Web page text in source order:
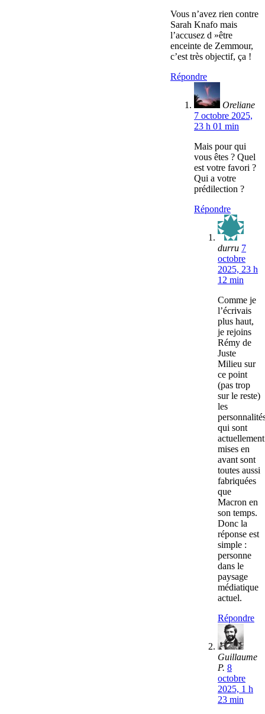
Vous n’avez rien contre
Sarah Knafo mais
l’accusez d »être
enceinte de Zemmour,
c’est très objectif, ça !
Répondre
Oreliane
7 octobre 2025,
23 h 01 min
Mais pour qui
vous êtes ? Quel
est votre favori ?
Qui a votre
prédilection ?
Répondre
durru 7
octobre
2025, 23 h
12 min
Comme je
l’écrivais
plus haut,
je rejoins
Rémy de
Juste
Milieu sur
ce point
(pas trop
sur le reste)
les
qui sont
actuellement
mises en
avant sont
toutes aussi
fabriquées
que
Macron en
son temps.
Donc la
réponse est
simple :
personne
dans le
paysage
médiatique
actuel.
Répondre
Guillaume
P. 8
octobre
2025, 1 h
23 min